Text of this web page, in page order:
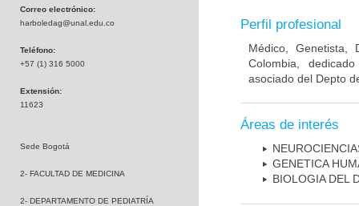
Correo electrónico:
harboledag@unal.edu.co
Teléfono:
+57 (1) 316 5000
Extensión:
11623
Sede Bogotá
2- FACULTAD DE MEDICINA
2- DEPARTAMENTO DE PEDIATRÍA
Perfil profesional
Médico, Genetista,
Colombia,
asociado del Depto
Áreas de interés
GENETICA
BIOLOGIA DEL